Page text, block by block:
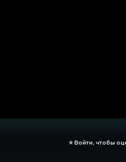
⭐ Войти, чтобы